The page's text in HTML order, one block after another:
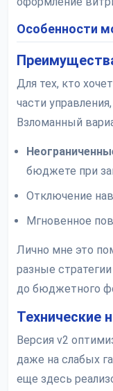
Особенности
Для тех, кто
части
Взломанный
бюджете при
Отключение
Мгновенное
Лично мне это
разные
до бюджетного
Технические
Версия v2
даже на слабых
еще здесь